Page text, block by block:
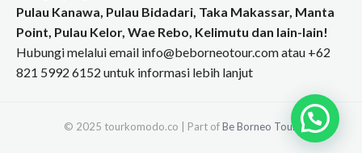
Pulau Kanawa, Pulau Bidadari, Taka Makassar, Manta
Point, Pulau Kelor, Wae Rebo, Kelimutu dan lain-lain!
Hubungi melalui email info@beborneotour.com atau +62
821 5992 6152 untuk informasi lebih lanjut
© 2025 tourkomodo.co | Part ofBe Borneo Tour